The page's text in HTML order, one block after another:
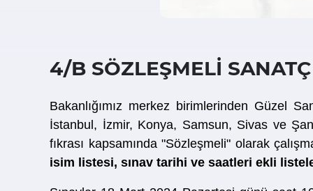
4/B SÖZLEŞMELİ
Bakanlığımız merkez birimlerinden Güzel
İstanbul, İzmir, Konya, Samsun, Sivas ve
fıkrası kapsamında "Sözleşmeli" olarak
isim listesi, sınav tarihi ve saatleri ekli